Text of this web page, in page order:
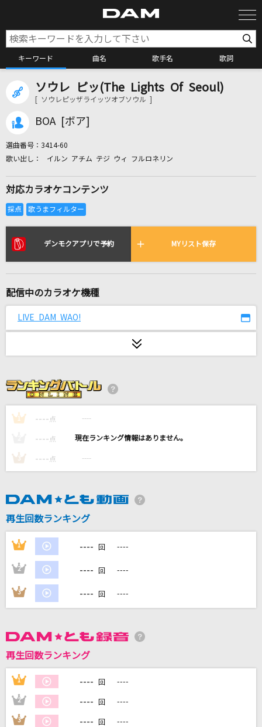
キーワード 曲名 歌手名 歌詞
カラオケ検索
リアルタイムで歌われている曲の一覧
好きすぎて滅！
[生音]恋人ごっこ
[生音]終わりなき旅
Mr.Children
涼宮ハルヒ(CV.平野綾)、長門有希(CV.茅原実里)、朝比奈みくる(CV.後藤
ルカルカ★ナイトフィーバー
SAM(samfree)
残酷な天使のテーゼ
Get Wild
TM NETWORK(TMN)
[生音]PIECE OF MY WISH
碧い瞳のエリス
ソウレ ピッ(The Lights Of Seoul)
[ ソウレピッザライッツオブソウル ]
BOA [ボア]
選曲番号： 3414-60
イルン アチム テジ ウィ フルロネリン
対応カラオケコンテンツ
デンモクアプリで予約 MYリスト保存
配信中のカラオケ機種
LIVE DAM WAO!
1 ---- 点 ----
---- 点 ----
3 ---- 点 ----
再生回数ランキング
1 ---- 回 ----
2 ---- 回 ----
3 ---- 回 ----
再生回数ランキング
1 ---- 回 ----
2 ---- 回 ----
3 ---- 回 ----